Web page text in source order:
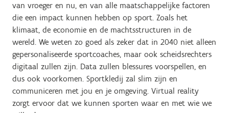
van vroeger en nu, en van alle maatschappelijke factoren
die een impact kunnen hebben op sport. Zoals het
klimaat, de economie en de machtsstructuren in de
wereld. We weten zo goed als zeker dat in 2040 niet alleen
gepersonaliseerde sportcoaches, maar ook scheidsrechters
digitaal zullen zijn. Data zullen blessures voorspellen, en
dus ook voorkomen. Sportkledij zal slim zijn en
communiceren met jou en je omgeving. Virtual reality
zorgt ervoor dat we kunnen sporten waar en met wie we